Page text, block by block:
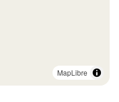
MapLibre